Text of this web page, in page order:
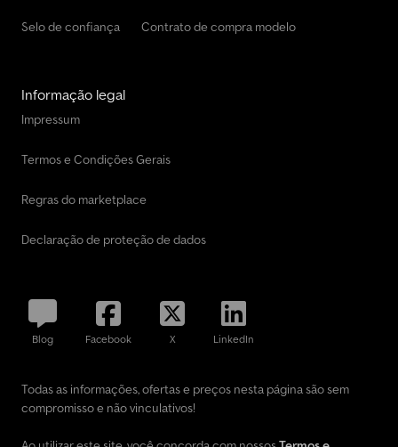
Selo de confiança Contrato de compra modelo
Informação legal
Impressum
Termos e Condições Gerais
Regras do marketplace
Declaração de proteção de dados
Blog Facebook X LinkedIn
Todas as informações, ofertas e preços nesta página são sem
compromisso e não vinculativos!